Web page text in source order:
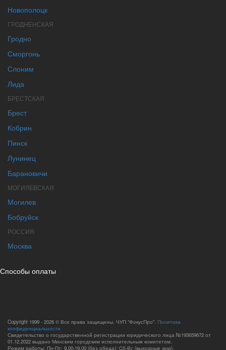
Новополоцк
ГРОДНЕНСКАЯ
Гродно
Сморгонь
Слоним
Лида
БРЕСТСКАЯ
Брест
Кобрин
Пинск
Лунинец
Барановичи
МОГИЛЕВСКАЯ
Могилев
Бобруйск
РОССИЯ
Москва
Способы оплаты
Copyright 1999 - 2026 © Все права защищены. ЧУП "ФокусПро". Политика
конфиденциальности
Свидетельство о государственной регистрации юридического лица №193659672 от
01.12.2022 выдано Минским городским исполнительным комитетом.
Режим работы: Пн-Пт: 9.00-19.00 (без обеда); Сб-Вс (выходные дни).